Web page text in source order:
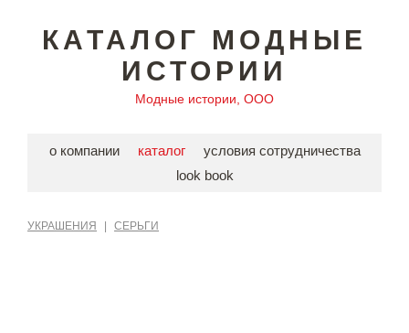
КАТАЛОГ МОДНЫЕ
ИСТОРИИ
Модные истории, ООО
о компании каталог
условия сотрудничества
look book
УКРАШЕНИЯ СЕРЬГИ